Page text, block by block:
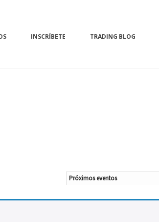
INSCRÍBETE TRADING BLOG